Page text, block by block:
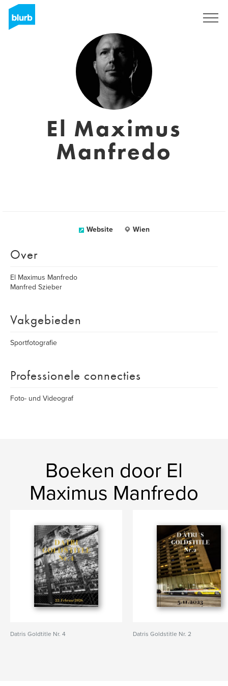
El Maximus
Manfredo
Website Wien
Over
El Maximus Manfredo
Manfred Szieber
Vakgebieden
Sportfotografie
Professionele connecties
Foto- und Videograf
Boeken door El
Maximus Manfredo
Datris Goldtitle Nr. 4 Datris Goldstitle Nr. 2